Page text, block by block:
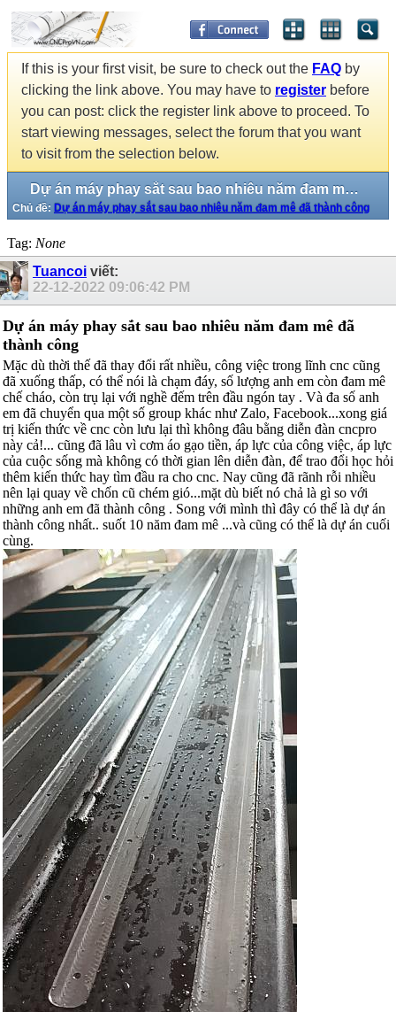
If this is your first visit, be sure to check out the FAQ by
clicking the link above. You may have to register before
you can post: click the register link above to proceed. To
start viewing messages, select the forum that you want
to visit from the selection below.
Dự án máy phay sắt sau bao nhiêu năm đam mê đã thành công
Chủ đề: Dự án máy phay sắt sau bao nhiêu năm đam mê đã thành công
Tag: None
Tuancoi viết:
22-12-2022 09:06:42 PM
Dự án máy phay sắt sau bao nhiêu năm đam mê đã
thành công
Mặc dù thời thế đã thay đổi rất nhiều, công việc trong lĩnh cnc cũng
đã xuống thấp, có thể nói là chạm đáy, số lượng anh em còn đam mê
chế cháo, còn trụ lại với nghề đếm trên đầu ngón tay . Và đa số anh
em đã chuyển qua một số group khác như Zalo, Facebook...xong giá
trị kiến thức về cnc còn lưu lại thì không đâu bằng diễn đàn cncpro
này cả!... cũng đã lâu vì cơm áo gạo tiền, áp lực của công việc, áp lực
của cuộc sống mà không có thời gian lên diễn đàn, để trao đổi học hỏi
thêm kiến thức hay tìm đầu ra cho cnc. Nay cũng đã rãnh rỗi nhiều
nên lại quay về chốn cũ chém gió...mặt dù biết nó chả là gì so với
những anh em đã thành công . Song với mình thì đây có thể là dự án
thành công nhất.. suốt 10 năm đam mê ...và cũng có thể là dự án cuối
cùng.